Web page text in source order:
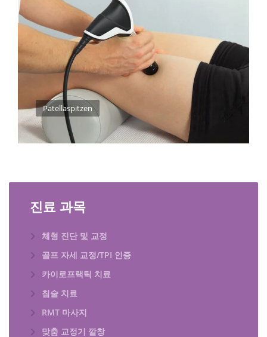
Patellaspitzen
진료 과목
체형 진단 및 교정
골프 자세 교정/TPI 인증
카이로프랙틱 치료
침술 치료
RMT 마사지
맞춤 교정기 깔창